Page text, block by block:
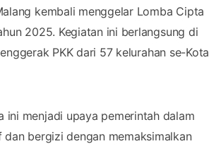
kembali menggelar Lomba Cipta
2025. Kegiatan ini berlangsung di
PKK dari 57 kelurahan se-Kota
ini menjadi upaya pemerintah dalam
bergizi dengan memaksimalkan